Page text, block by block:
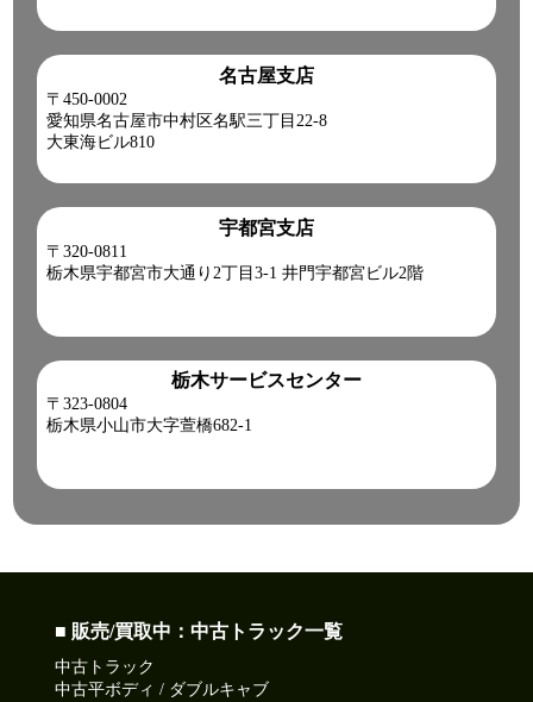
名古屋支店
〒450-0002
愛知県名古屋市中村区名駅三丁目22-8
大東海ビル810
宇都宮支店
〒320-0811
栃木県宇都宮市大通り2丁目3-1 井門宇都宮ビル2階
栃木サービスセンター
〒323-0804
栃木県小山市大字萱橋682-1
■ 販売/買取中：中古トラック一覧
中古トラック
中古平ボディ / ダブルキャブ